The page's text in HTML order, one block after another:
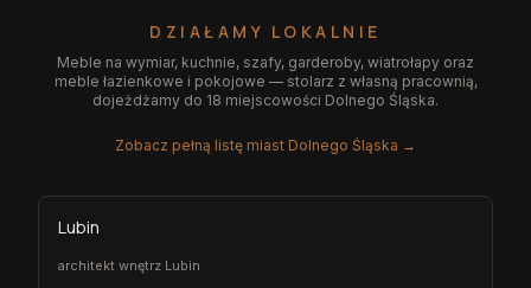
DZIAŁAMY LOKALNIE
Meble na wymiar, kuchnie, szafy, garderoby, wiatrołapy oraz
meble łazienkowe i pokojowe — stolarz z własną pracownią,
dojeżdżamy do 18 miejscowości Dolnego Śląska.
Zobacz pełną listę miast Dolnego Śląska →
Lubin
architekt wnętrz Lubin